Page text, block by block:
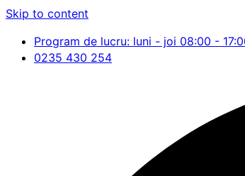
Skip to content
Program de lucru: luni - joi 08:00 -
0235 430 254